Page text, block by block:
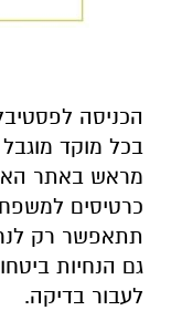
הכניסה
בכל מוקד
מראש באתר
כרטיסים
תתאפשר רק
גם הנחיות
לעבור בדיקה.